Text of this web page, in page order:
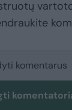
komentarus